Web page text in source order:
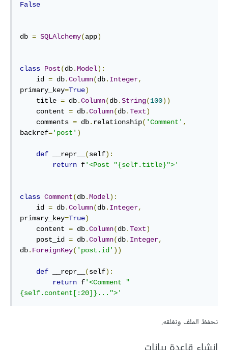
False
db = SQLAlchemy(app)
class Post(db.Model):
    id
= db.Column(db. Integer,
primary_key=True)
    title
= db.Column(db.String(100))
    content
= db.Column(db.Text)
    comments
= db. relationship( 'Comment' ,
backref='post' )
def __repr__ (self):
return f'<Post "{self.title}">'
class Comment(db.Model):
    id
= db.Column(db. Integer,
primary_key=True)
    content
= db.Column(db.Text)
    post_id
= db.Column(db. Integer,
db. ForeignKey( 'post.id' ))
def __repr__ (self):
return f'<Comment "
{self.content[:20]}...">'
نحفظ الملف ونغلقه.